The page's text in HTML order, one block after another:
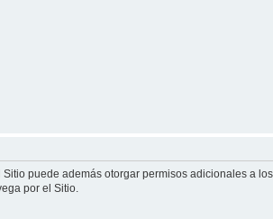
puede además otorgar permisos adicionales a
por el Sitio.